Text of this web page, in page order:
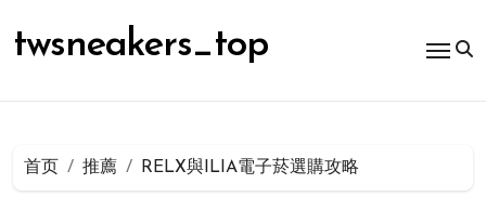
容
twsneakers_top
首页 推薦 RELX與ILIA電子菸選購攻略